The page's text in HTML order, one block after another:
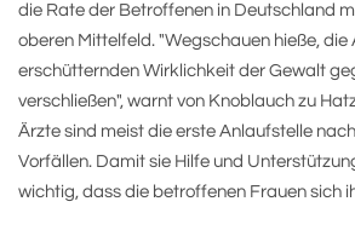
die Rate der Betroffenen in Deutschland
oberen Mittelfeld. "Wegschauen hieße, die
erschütternden Wirklichkeit der Gewalt
verschließen", warnt von Knoblauch zu
Ärzte sind meist die erste Anlaufstelle
Vorfällen. Damit sie Hilfe und
wichtig, dass die betroffenen Frauen sich